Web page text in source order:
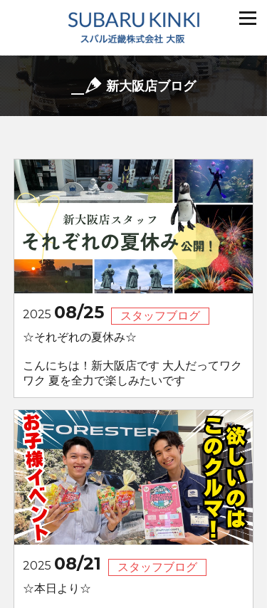
新大阪店ブログ
2025 08/25
スタッフブログ
☆それぞれの夏休み☆
こんにちは！新大阪店です 大人だってワク
ワク 夏を全力で楽しみたいです
2025 08/21
スタッフブログ
☆本日より☆